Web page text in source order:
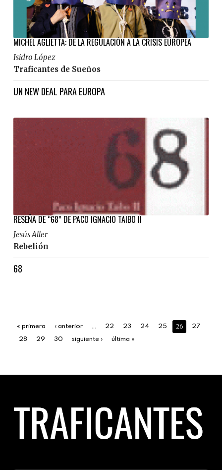
MICHEL AGLIETTA: DE LA REGULACIÓN A LA CRISIS EUROPEA
Isidro López
Traficantes de Sueños
UN NEW DEAL PARA EUROPA
RESEÑA DE “68” DE PACO IGNACIO TAIBO II
Jesús Aller
Rebelión
68
« primera ‹ anterior … 22 23 24 25 26
27
28
29 30 siguiente › última »